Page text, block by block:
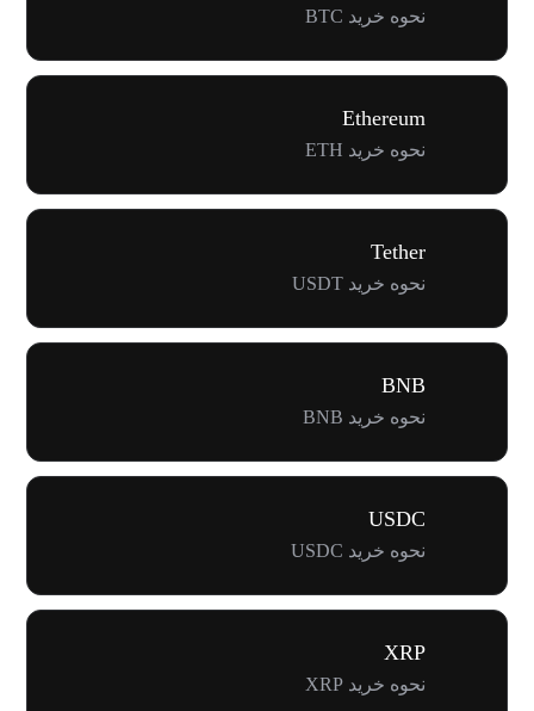
نحوه خرید BTC
Ethereum
نحوه خرید ETH
Tether
نحوه خرید USDT
BNB
نحوه خرید BNB
USDC
نحوه خرید USDC
XRP
نحوه خرید XRP